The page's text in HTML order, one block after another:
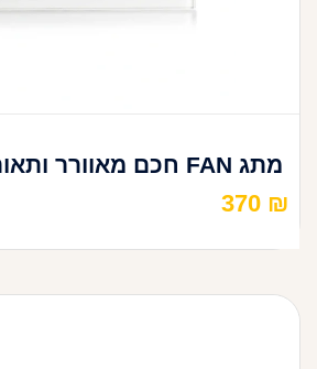
מתג FAN חכם מאוורר ותאורה לבן
370 ₪